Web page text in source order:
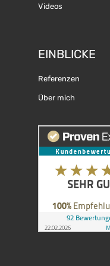
Videos
EINBLICKE
Referenzen
Über mich